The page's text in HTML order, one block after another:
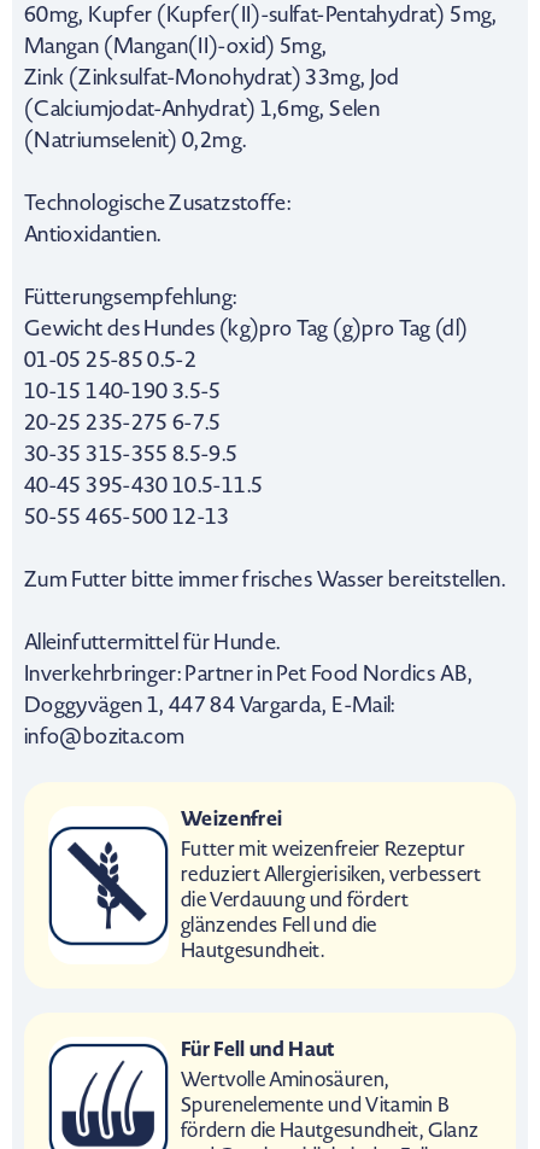
60mg, Kupfer (Kupfer(II)-sulfat-Pentahydrat) 5mg,
Mangan (Mangan(II)-oxid) 5mg,
Zink (Zinksulfat-Monohydrat) 33mg, Jod
(Calciumjodat-Anhydrat) 1,6mg, Selen
(Natriumselenit) 0,2mg.
Technologische Zusatzstoffe:
Antioxidantien.
Fütterungsempfehlung:
Gewicht des Hundes (kg)pro Tag (g)pro Tag (dl)
01-05 25-85 0.5-2
10-15 140-190 3.5-5
20-25 235-275 6-7.5
30-35 315-355 8.5-9.5
40-45 395-430 10.5-11.5
50-55 465-500 12-13
Zum Futter bitte immer frisches Wasser bereitstellen.
Alleinfuttermittel für Hunde.
Inverkehrbringer: Partner in Pet Food Nordics AB,
Doggyvägen 1, 447 84 Vargarda, E-Mail:
info@bozita.com
Weizenfrei
Futter mit weizenfreier Rezeptur
reduziert Allergierisiken, verbessert
die Verdauung und fördert
glänzendes Fell und die
Hautgesundheit.
Für Fell und Haut
Wertvolle Aminosäuren,
Spurenelemente und Vitamin B
fördern die Hautgesundheit, Glanz